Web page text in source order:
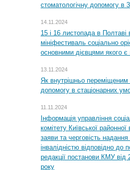
стоматологічну допомогу в
14.11.2024
15 і 16 листопада в
мініфестиваль соціально
основними дієвцями якого є
13.11.2024
Як внутрішньо переміщеним
допомогу в стаціонарних
11.11.2024
Інформація управління
комітету Київської
заяви та черговість надання
інвалідністю відповідно
редакції постанови КМУ
року